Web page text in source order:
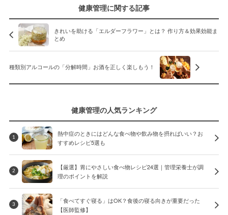
健康管理に関する記事
きれいを助ける「エルダーフラワー」とは？ 作り方＆効果効能ま
とめ
種類別アルコールの「分解時間」お酒を正しく楽しもう！
健康管理の人気ランキング
1
熱中症のときにはどんな食べ物や飲み物を摂ればいい？お
すすめレシピ5選も
2
【厳選】胃にやさしい食べ物レシピ24選｜管理栄養士が調
理のポイントを解説
3
「食べてすぐ寝る」はOK？食後の寝る向きが重要だった
【医師監修】